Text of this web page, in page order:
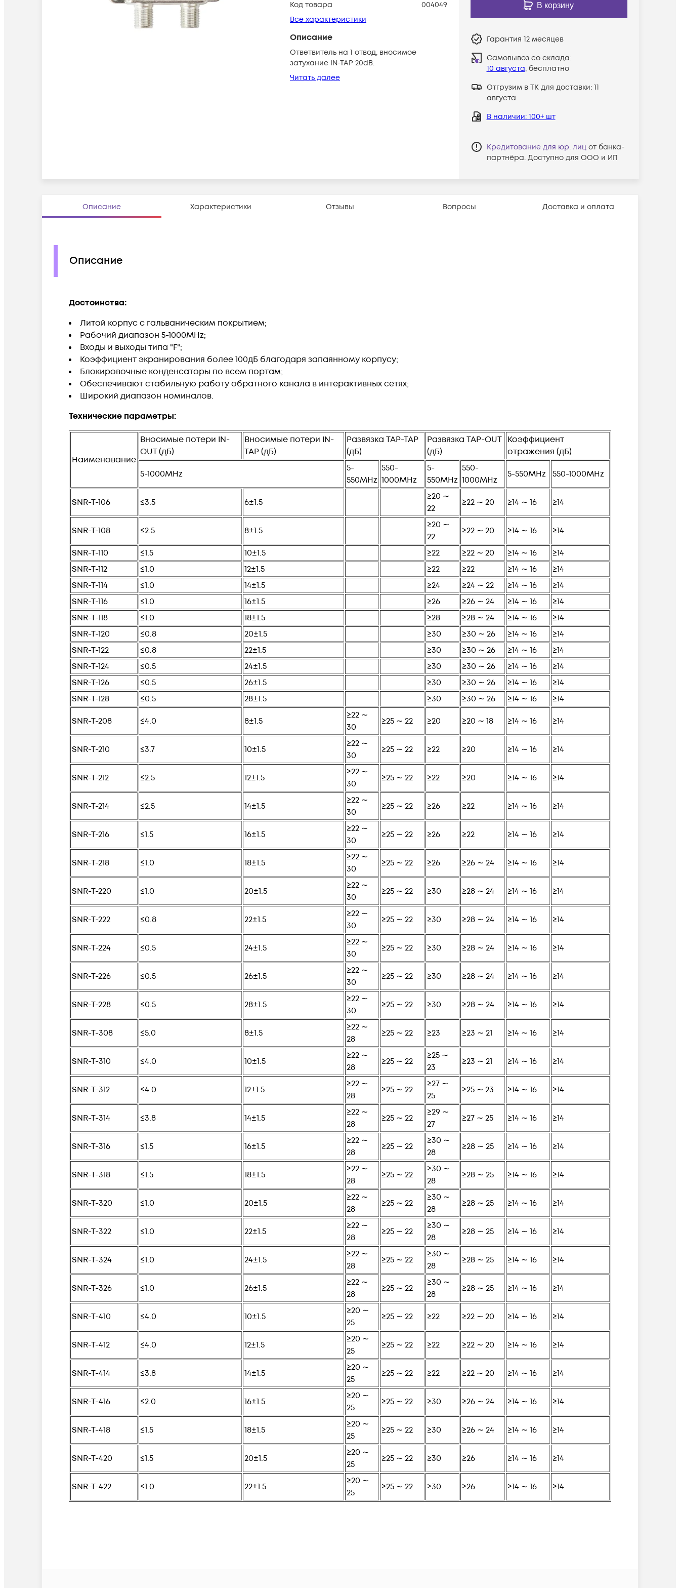
Код товара
004049
Все характеристики
Описание
Ответвитель на 1 отвод, вносимое
затухание IN-TAP 20dB.
Читать далее
В корзину
Гарантия 12 месяцев
Самовывоз со склада:
10 августа, бесплатно
Отгрузим в ТК для доставки: 11
августа
В наличии: 100+ шт
Кредитование для юр. лиц от банка-
партнёра. Доступно для ООО и ИП
Описание Характеристики Отзывы Вопросы Доставка и оплата
Описание
Достоинства:
Литой корпус с гальваническим покрытием;
Рабочий диапазон 5-1000MHz;
Входы и выходы типа "F";
Коэффициент экранирования более 100дБ благодаря запаянному корпусу;
Блокировочные конденсаторы по всем портам;
Обеспечивают стабильную работу обратного канала в интерактивных сетях;
Широкий диапазон номиналов.
Технические параметры:
Наименование
Вносимые потери IN-
OUT (дБ)
Вносимые потери IN-
TAP (дБ)
Развязка TAP-TAP
(дБ)
Развязка TAP-OUT
(дБ)
Коэффициент
отражения (дБ)
5-1000MHz
5-
550MHz
550-
1000MHz
5-
550MHz
550-
1000MHz
5-550MHz 550-1000MHz
SNR-T-106 ≤3.5 6±1.5
≥20 ∼
22
≥22 ∼ 20 ≥14 ∼ 16 ≥14
SNR-T-108 ≤2.5 8±1.5
≥20 ∼
22
≥22 ∼ 20 ≥14 ∼ 16
≥14
SNR-T-110
≤1.5 10±1.5 ≥22 ≥22 ∼ 20 ≥14 ∼ 16
≥14
SNR-T-112
≤1.0 12±1.5 ≥22 ≥22 ≥14 ∼ 16
≥14
SNR-T-114
≤1.0 14±1.5 ≥24 ≥24 ∼ 22 ≥14 ∼ 16
≥14
SNR-T-116
≤1.0 16±1.5 ≥26 ≥26 ∼ 24 ≥14 ∼ 16
≥14
SNR-T-118
≤1.0 18±1.5 ≥28 ≥28 ∼ 24 ≥14 ∼ 16
≥14
SNR-T-120
≤0.8 20±1.5 ≥30 ≥30 ∼ 26 ≥14 ∼ 16
≥14
SNR-T-122
≤0.8 22±1.5 ≥30 ≥30 ∼ 26 ≥14 ∼ 16
≥14
SNR-T-124
≤0.5 24±1.5 ≥30 ≥30 ∼ 26 ≥14 ∼ 16
≥14
SNR-T-126
≤0.5 26±1.5 ≥30 ≥30 ∼ 26 ≥14 ∼ 16
≥14
SNR-T-128
≤0.5 28±1.5 ≥30 ≥30 ∼ 26 ≥14 ∼ 16
≥14
SNR-T-208
≤4.0 8±1.5
≥22 ∼
30
≥25 ∼ 22 ≥20 ≥20 ∼ 18 ≥14 ∼ 16 ≥14
SNR-T-210 ≤3.7 10±1.5
≥22 ∼
30
≥25 ∼ 22 ≥22 ≥20 ≥14 ∼ 16 ≥14
SNR-T-212 ≤2.5 12±1.5
≥22 ∼
30
≥25 ∼ 22 ≥22 ≥20 ≥14 ∼ 16 ≥14
SNR-T-214 ≤2.5 14±1.5
≥22 ∼
30
≥25 ∼ 22 ≥26 ≥22 ≥14 ∼ 16 ≥14
SNR-T-216 ≤1.5 16±1.5
≥22 ∼
30
≥25 ∼ 22 ≥26 ≥22 ≥14 ∼ 16 ≥14
SNR-T-218 ≤1.0 18±1.5
≥22 ∼
30
≥25 ∼ 22 ≥26 ≥26 ∼ 24 ≥14 ∼ 16 ≥14
SNR-T-220 ≤1.0 20±1.5
≥22 ∼
30
≥25 ∼ 22 ≥30 ≥28 ∼ 24 ≥14 ∼ 16 ≥14
SNR-T-222 ≤0.8 22±1.5
≥22 ∼
30
≥25 ∼ 22 ≥30 ≥28 ∼ 24 ≥14 ∼ 16 ≥14
SNR-T-224 ≤0.5 24±1.5
≥22 ∼
30
≥25 ∼ 22 ≥30 ≥28 ∼ 24 ≥14 ∼ 16 ≥14
SNR-T-226 ≤0.5 26±1.5
≥22 ∼
30
≥25 ∼ 22 ≥30 ≥28 ∼ 24 ≥14 ∼ 16 ≥14
SNR-T-228 ≤0.5 28±1.5
≥22 ∼
30
≥25 ∼ 22 ≥30 ≥28 ∼ 24 ≥14 ∼ 16 ≥14
SNR-T-308 ≤5.0 8±1.5
≥22 ∼
28
≥25 ∼ 22 ≥23 ≥23 ∼ 21 ≥14 ∼ 16 ≥14
SNR-T-310 ≤4.0 10±1.5
≥22 ∼
28
≥25 ∼ 22
≥25 ∼
23
≥23 ∼ 21 ≥14 ∼ 16 ≥14
SNR-T-312 ≤4.0 12±1.5
≥22 ∼
28
≥25 ∼ 22
≥27 ∼
25
≥25 ∼ 23 ≥14 ∼ 16 ≥14
SNR-T-314 ≤3.8 14±1.5
≥22 ∼
28
≥25 ∼ 22
≥29 ∼
27
≥27 ∼ 25 ≥14 ∼ 16 ≥14
SNR-T-316 ≤1.5 16±1.5
≥22 ∼
28
≥25 ∼ 22
≥30 ∼
28
≥28 ∼ 25 ≥14 ∼ 16 ≥14
SNR-T-318 ≤1.5 18±1.5
≥22 ∼
28
≥25 ∼ 22
≥30 ∼
28
≥28 ∼ 25 ≥14 ∼ 16 ≥14
SNR-T-320 ≤1.0 20±1.5
≥22 ∼
28
≥25 ∼ 22
≥30 ∼
28
≥28 ∼ 25 ≥14 ∼ 16 ≥14
SNR-T-322 ≤1.0 22±1.5
≥22 ∼
28
≥25 ∼ 22
≥30 ∼
28
≥28 ∼ 25 ≥14 ∼ 16 ≥14
SNR-T-324 ≤1.0 24±1.5
≥22 ∼
28
≥25 ∼ 22
≥30 ∼
28
≥28 ∼ 25 ≥14 ∼ 16 ≥14
SNR-T-326 ≤1.0 26±1.5
≥22 ∼
28
≥25 ∼ 22
≥30 ∼
28
≥28 ∼ 25 ≥14 ∼ 16 ≥14
SNR-T-410 ≤4.0 10±1.5
≥20 ∼
25
≥25 ∼ 22 ≥22 ≥22 ∼ 20 ≥14 ∼ 16 ≥14
SNR-T-412 ≤4.0 12±1.5
≥20 ∼
25
≥25 ∼ 22 ≥22 ≥22 ∼ 20 ≥14 ∼ 16 ≥14
SNR-T-414 ≤3.8 14±1.5
≥20 ∼
25
≥25 ∼ 22 ≥22 ≥22 ∼ 20 ≥14 ∼ 16 ≥14
SNR-T-416 ≤2.0 16±1.5
≥20 ∼
25
≥25 ∼ 22 ≥30 ≥26 ∼ 24 ≥14 ∼ 16 ≥14
SNR-T-418 ≤1.5 18±1.5
≥20 ∼
25
≥25 ∼ 22 ≥30 ≥26 ∼ 24 ≥14 ∼ 16 ≥14
SNR-T-420 ≤1.5 20±1.5
≥20 ∼
25
≥25 ∼ 22 ≥30 ≥26 ≥14 ∼ 16 ≥14
SNR-T-422 ≤1.0 22±1.5
≥20 ∼
25
≥25 ∼ 22 ≥30 ≥26 ≥14 ∼ 16 ≥14